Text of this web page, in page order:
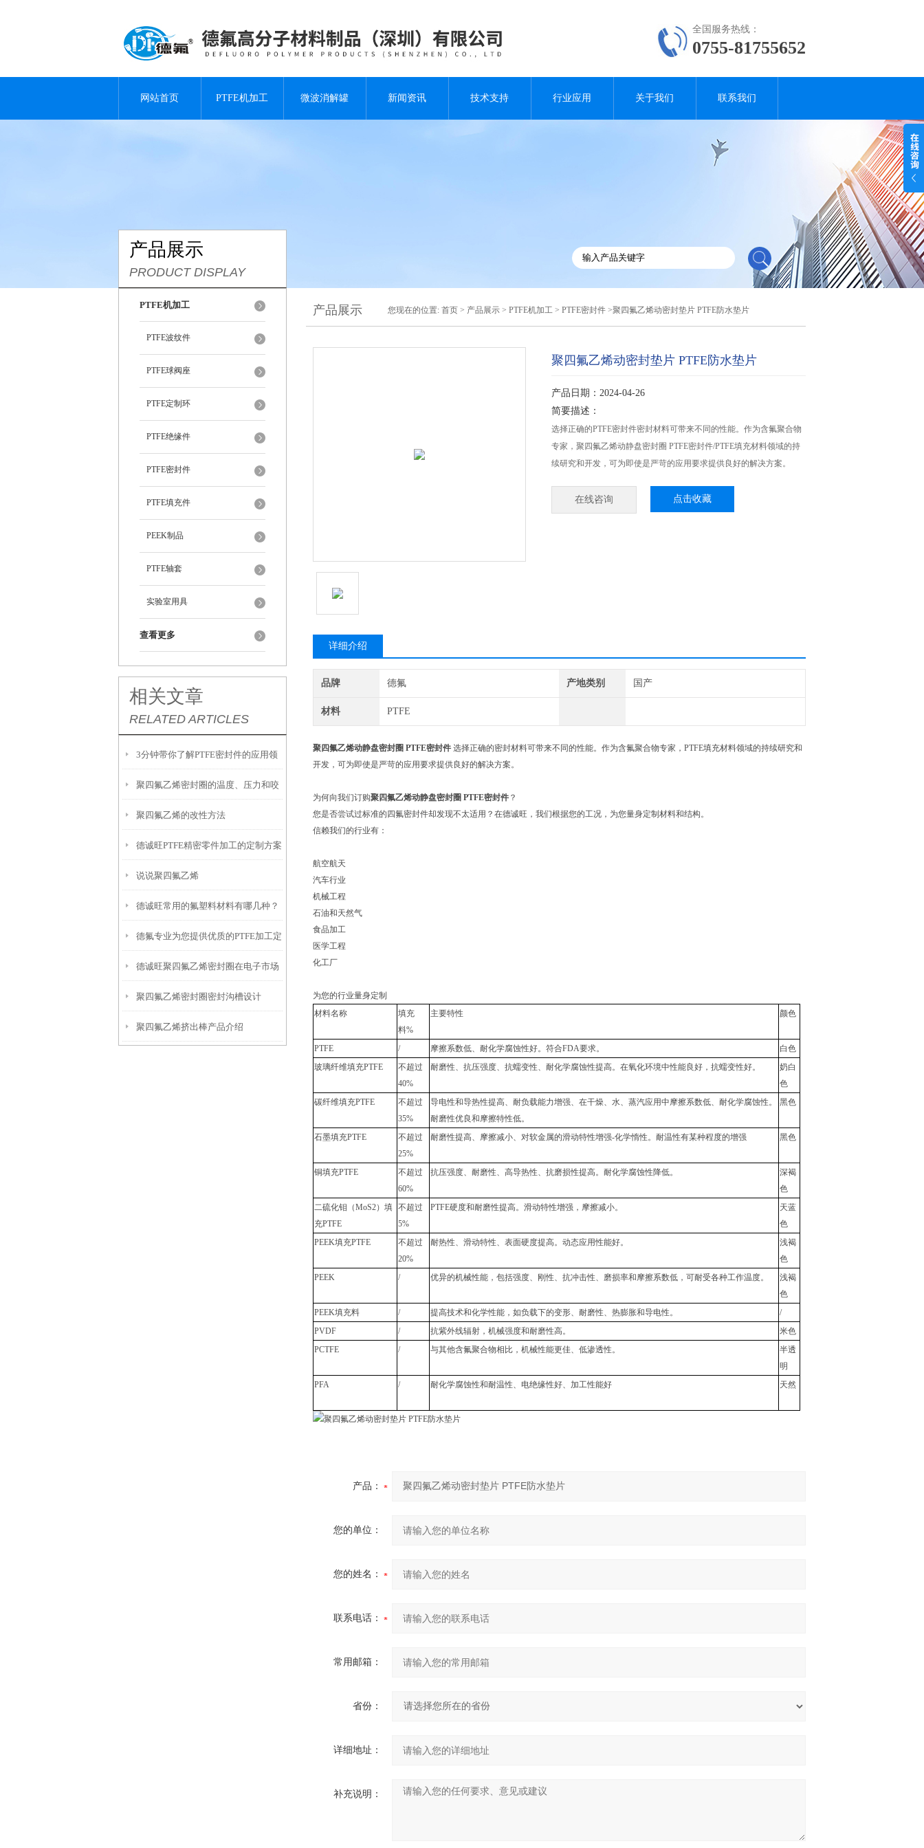
全国服务热线：
0755-81755652
网站首页 PTFE机加工 微波消解罐 新闻资讯 技术支持 行业应用 关于我们 联系我们
产品展示
PRODUCT DISPLAY
PTFE机加工
PTFE波纹件
PTFE球阀座
PTFE定制环
PTFE绝缘件
PTFE密封件
PTFE填充件
PEEK制品
PTFE轴套
实验室用具
查看更多
相关文章
RELATED ARTICLES
3分钟带你了解PTFE密封件的应用领
域
聚四氟乙烯密封圈的温度、压力和咬
合间隙
聚四氟乙烯的改性方法
德诚旺PTFE精密零件加工的定制方案
说说聚四氟乙烯
德诚旺常用的氟塑料材料有哪几种？
德氟专业为您提供优质的PTFE加工定
制服务
德诚旺聚四氟乙烯密封圈在电子市场
的案例应用
聚四氟乙烯密封圈密封沟槽设计
聚四氟乙烯挤出棒产品介绍
产品展示 您现在的位置: 首页 > 产品展示 > PTFE机加工 > PTFE密封件 >聚四氟乙烯动密封垫片 PTFE防水垫片
聚四氟乙烯动密封垫片 PTFE防水垫片
产品日期：2024-04-26
简要描述：
选择正确的PTFE密封件密封材料可带来不同的性能。作为含氟聚合物
专家，聚四氟乙烯动静盘密封圈 PTFE密封件/PTFE填充材料领域的持
续研究和开发，可为即使是严苛的应用要求提供良好的解决方案。
在线咨询 点击收藏
详细介绍
品牌 德氟 产地类别 国产
材料 PTFE
聚四氟乙烯动静盘密封圈 PTFE密封件 选择正确的密封材料可带来不同的性能。作为含氟聚合物专家，PTFE填充材料领域的持续研究和
开发，可为即使是严苛的应用要求提供良好的解决方案。
为何向我们订购聚四氟乙烯动静盘密封圈 PTFE密封件 ？
您是否尝试过标准的四氟密封件却发现不太适用？在德诚旺，我们根据您的工况，为您量身定制材料和结构。
信赖我们的行业有：
航空航天
汽车行业
机械工程
石油和天然气
食品加工
医学工程
化工厂
为您的行业量身定制
材料名称
填充
料%
主要特性 颜色
PTFE / 摩擦系数低、耐化学腐蚀性好。符合FDA要求。
白色
玻璃纤维填充PTFE
不超过
40%
耐磨性、抗压强度、抗蠕变性、耐化学腐蚀性提高。在氧化环境中性能良好，抗蠕变性好。
奶白
色
碳纤维填充PTFE
不超过
35%
导电性和导热性提高、耐负载能力增强、在干燥、水、蒸汽应用中摩擦系数低、耐化学腐蚀性。
耐磨性优良和摩擦特性低。
黑色
石墨填充PTFE
不超过
25%
耐磨性提高、摩擦减小、对软金属的滑动特性增强-化学惰性。耐温性有某种程度的增强 黑色
铜填充PTFE
不超过
60%
抗压强度、耐磨性、高导热性、抗磨损性提高。耐化学腐蚀性降低。
深褐
色
二硫化钼（MoS2）填
充PTFE
不超过
5%
PTFE硬度和耐磨性提高。滑动特性增强，摩擦减小。
天蓝
色
PEEK填充PTFE
不超过
20%
耐热性、滑动特性、表面硬度提高。动态应用性能好。
浅褐
色
PEEK
/ 优异的机械性能，包括强度、刚性、抗冲击性、磨损率和摩擦系数低，可耐受各种工作温度。
浅褐
色
PEEK填充料
/ 提高技术和化学性能，如负载下的变形、耐磨性、热膨胀和导电性。
/
PVDF
/ 抗紫外线辐射，机械强度和耐磨性高。
米色
PCTFE
/ 与其他含氟聚合物相比，机械性能更佳、低渗透性。
半透
明
PFA
/ 耐化学腐蚀性和耐温性、电绝缘性好、加工性能好 天然
产品：
您的单位：
您的姓名：
联系电话：
常用邮箱：
省份：
详细地址：
补充说明：